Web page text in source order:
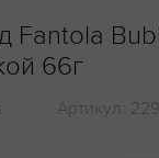
Fantola
66г
Артикул: